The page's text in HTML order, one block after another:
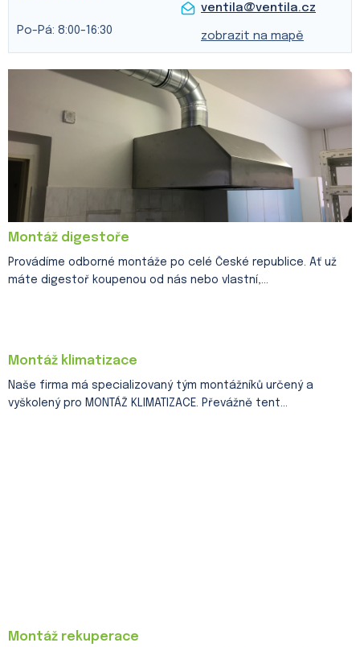
Po-Pá: 8:00-16:30
ventila@ventila.cz
zobrazit na mapě
V
s
č
k
ů
Montáž digestoře
Provádíme odborné montáže po celé České republice. Ať už
máte digestoř koupenou od nás nebo vlastní,...
Montáž klimatizace
Naše firma má specializovaný tým montážníků určený a
vyškolený pro MONTÁŽ KLIMATIZACE. Převážně tent...
Montáž rekuperace